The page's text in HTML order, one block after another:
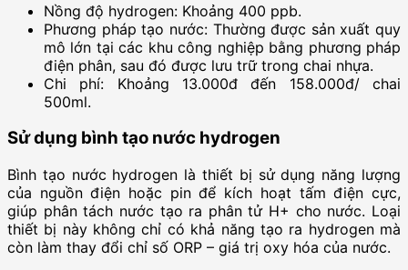
Nồng độ hydrogen: Khoảng 400 ppb.
Phương pháp tạo nước: Thường được sản xuất quy
mô lớn tại các khu công nghiệp bằng phương pháp
điện phân, sau đó được lưu trữ trong chai nhựa.
Chi phí: Khoảng 13.000đ đến 158.000đ/ chai
500ml.
Sử dụng bình tạo nước hydrogen
Bình tạo nước hydrogen là thiết bị sử dụng năng lượng
của nguồn điện hoặc pin để kích hoạt tấm điện cực,
giúp phân tách nước tạo ra phân tử H+ cho nước. Loại
thiết bị này không chỉ có khả năng tạo ra hydrogen mà
còn làm thay đổi chỉ số ORP – giá trị oxy hóa của nước.